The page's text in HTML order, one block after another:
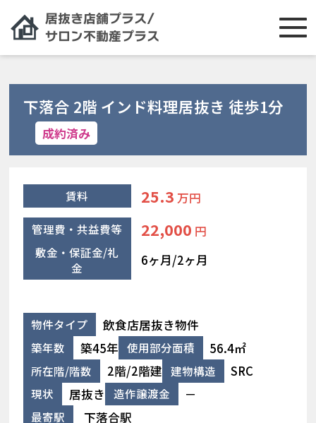
下落合 2階 インド料理居抜き 徒歩1分
成約済み
賃料 25.3 万円
管理費・共益費等 22,000 円
敷金・保証金/礼
金
6ヶ月/2ヶ月
物件タイプ 飲食店居抜き物件
築年数 築45年 使用部分面積 56.4㎡
所在階/階数 2階/2階建 建物構造 SRC
現状 居抜き 造作譲渡金 －
最寄駅 下落合駅